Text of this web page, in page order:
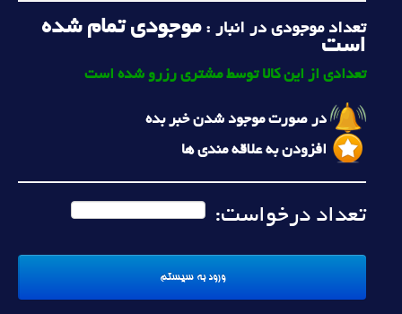
تعداد موجودی در انبار :موجودی تمام شده
است
تعدادی از این کالا توسط مشتری رزرو شده است
در صورت موجود شدن خبر بده
افزودن به علاقه مندی ها
تعداد درخواست: